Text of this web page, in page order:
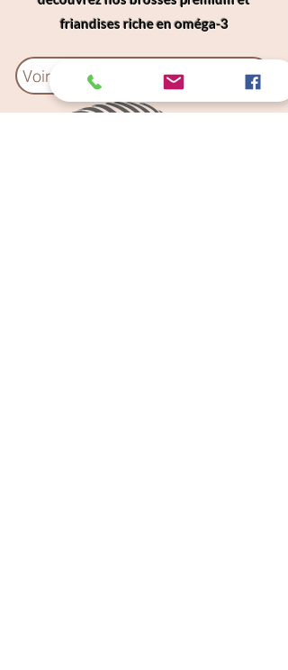
friandises riche en oméga-3
Voir la gamme Accessoires